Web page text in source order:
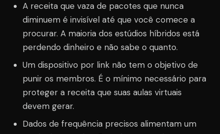
A receita que vaza de pacotes que nunca
diminuem é invisível até que você comece a
procurar. A maioria dos estúdios híbridos está
perdendo dinheiro e não sabe o quanto.
Um dispositivo por link não tem o objetivo de
punir os membros. É o mínimo necessário para
proteger a receita que suas aulas virtuais
devem gerar.
Dados de frequência precisos alimentam um